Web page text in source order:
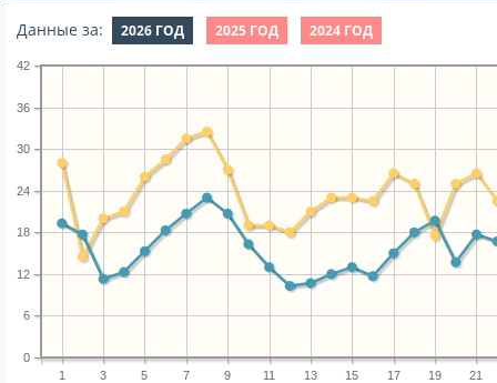
Данные за: 2026 ГОД 2025 ГОД 2024 ГОД
1 3 5 7 9 11 13 15 17 19 21
0
6
12
18
24
30
36
42